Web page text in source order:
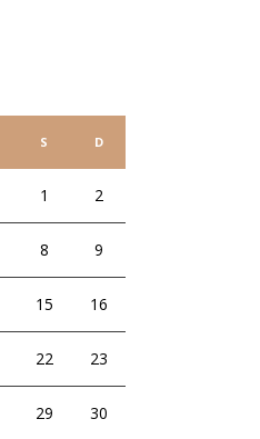
S D
1 2
8 9
15 16
22 23
29 30